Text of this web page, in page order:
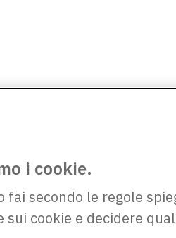
i cookie.
fai secondo le regole
cookie e decidere